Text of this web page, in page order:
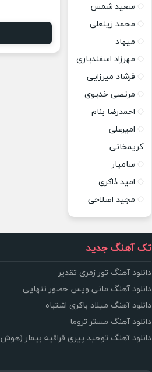
سعید شمس
محمد زینعلی
میهاد
مهرزاد اسفندیاری
فرشاد میرزایی
مرتضی خدیوی
احمدرضا بنام
امیرعلی
کریمخانی
سامیار
امید ذاکری
مجید اصلاحی
تک آهنگ جدید
دانلود آهنگ تور زمری تقدیر
دانلود آهنگ مانی ویس حضور تنهایی
دانلود آهنگ میلاد باکری اشتباه
دانلود آهنگ مستر تروما
دانلود آهنگ توحید پیری قراقیه بیمار